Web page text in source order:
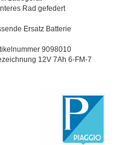
Rad gefedert
Ersatz Batterie
9098010
12V 7Ah 6-FM-7